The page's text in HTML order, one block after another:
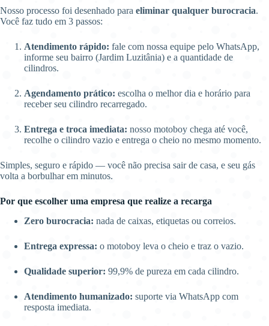
Nosso processo foi desenhado para eliminar qualquer burocracia.
Você faz tudo em 3 passos:
Atendimento rápido: fale com nossa equipe pelo WhatsApp,
informe seu bairro (Jardim Luzitânia) e a quantidade de
cilindros.
Agendamento prático: escolha o melhor dia e horário para
receber seu cilindro recarregado.
Entrega e troca imediata: nosso motoboy chega até você,
recolhe o cilindro vazio e entrega o cheio no mesmo momento.
Simples, seguro e rápido — você não precisa sair de casa, e seu gás
volta a borbulhar em minutos.
Por que escolher uma empresa que realize a recarga
Zero burocracia: nada de caixas, etiquetas ou correios.
Entrega expressa: o motoboy leva o cheio e traz o vazio.
Qualidade superior: 99,9% de pureza em cada cilindro.
Atendimento humanizado: suporte via WhatsApp com
resposta imediata.